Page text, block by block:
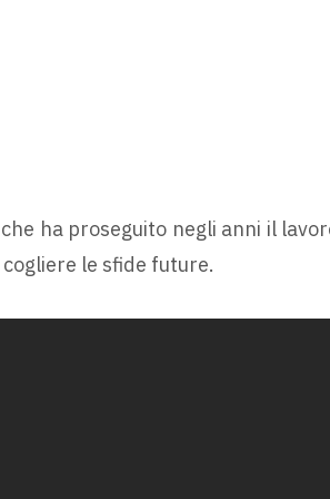
ha proseguito negli anni il
le sfide future.